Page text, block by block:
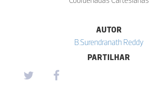
AUTOR
B.Surendranath Reddy
PARTILHAR